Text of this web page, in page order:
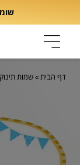
דף הבית»שמות